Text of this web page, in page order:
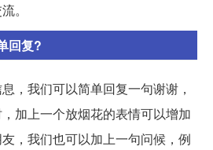
。
回复?
，我们可以简单回复一句谢谢，
加上一个放烟花的表情可以增加
，我们也可以加上一句问候，例